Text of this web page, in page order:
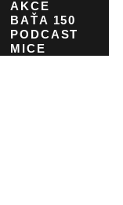
AKCE
BAŤA 150
PODCAST
MICE